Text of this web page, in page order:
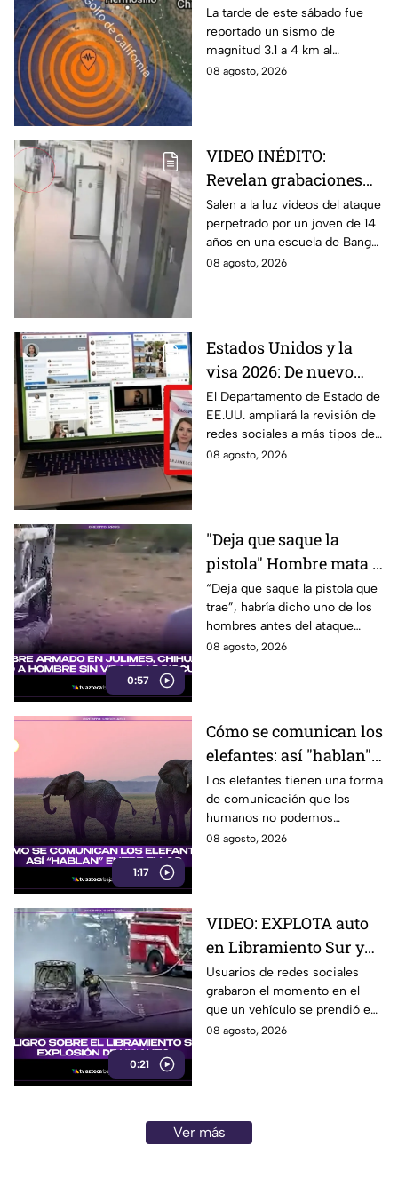
sacude San José del
Cabo
La tarde de este sábado fue
reportado un sismo de
magnitud 3.1 a 4 km al
noroeste de San José del
08 agosto, 2026
VIDEO INÉDITO:
Revelan grabaciones
del tiroteo escolar que
dejó múltiples víctimas
Salen a la luz videos del ataque
perpetrado por un joven de 14
años en una escuela de Bang
Kruai, Tailandia. El saldo es de
08 agosto, 2026
Estados Unidos y la
visa 2026: De nuevo
revisarán las redes
sociales de mexicanos
que viaje a este país
El Departamento de Estado de
EE.UU. ampliará la revisión de
redes sociales a más tipos de
visa, incluyendo a mexicanos
08 agosto, 2026
0:57
"Deja que saque la
pistola" Hombre mata a
padre y hiere a su hijo
por supuestamente
invadir un camino
“Deja que saque la pistola que
trae”, habría dicho uno de los
hombres antes del ataque
armado en Julimes, Chihuahua
08 agosto, 2026
1:17
Cómo se comunican los
elefantes: así "hablan"
entre ellos
Los elefantes tienen una forma
de comunicación que los
humanos no podemos
escuchar, ellos “hablan” de una
08 agosto, 2026
0:21
VIDEO: EXPLOTA auto
en Libramiento Sur y
ocasiona fuerte tráfico
en Tijuana este sábado;
cerca de 5 y 10
Usuarios de redes sociales
grabaron el momento en el
que un vehículo se prendió en
llamas sobre el Libramiento, lo
08 agosto, 2026
Ver más